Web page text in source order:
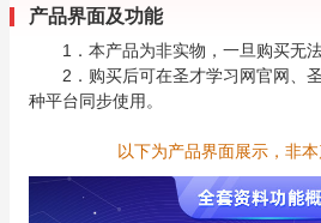
产品界面及功能
1．本产品为非实物，一旦购买无法
2．购买后可在圣才学习网官网、
种平台同步使用。
以下为产品界面展示，非本